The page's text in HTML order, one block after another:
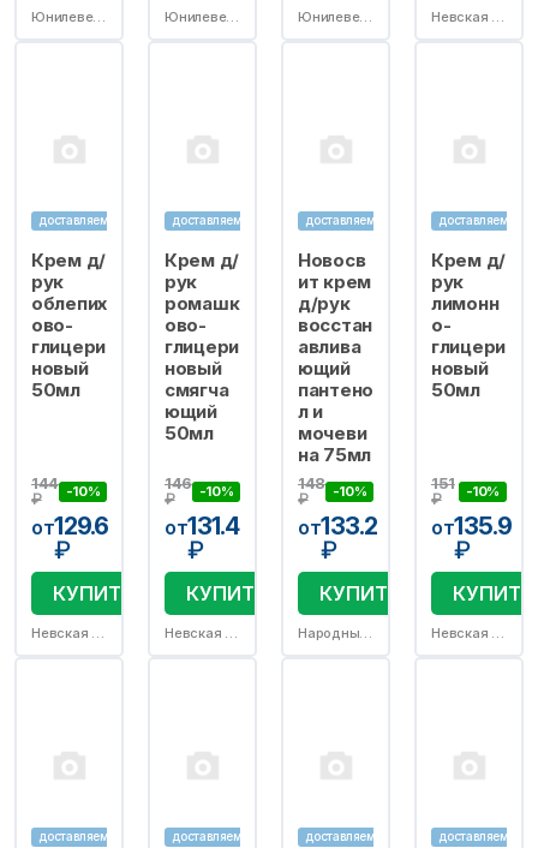
Юнилевер Русь ООО/Калина ОАО Юнилевер Русь ООО Юнилевер Русь ООО Невская косметика АО
доставляем
Крем д/
рук
облепих
ово-
глицери
новый
50мл
144
₽
-10%
от129.6
₽
КУПИТЬ
Невская косметика АО
доставляем
Крем д/
рук
ромашк
ово-
глицери
новый
смягча
ющий
50мл
146
₽
-10%
от131.4
₽
КУПИТЬ
Невская косметика АО
доставляем
Новосв
ит крем
д/рук
восстан
авлива
ющий
пантено
л и
мочеви
на 75мл
148
₽
-10%
от133.2
₽
КУПИТЬ
Народные промыслы ООО
доставляем
Крем д/
рук
лимонн
о-
глицери
новый
50мл
151
₽
-10%
от135.9
₽
КУПИТЬ
Невская косметика АО
доставляем доставляем доставляем доставляем